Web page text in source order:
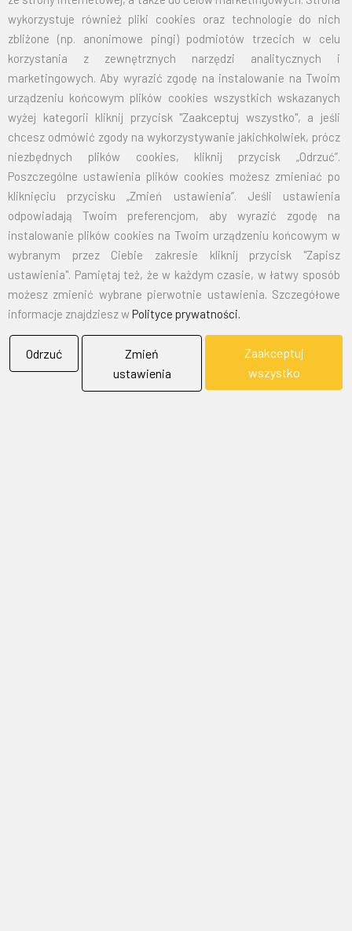
wykorzystuje również pliki cookies oraz technologie do nich
zbliżone (np. anonimowe pingi) podmiotów trzecich w celu
korzystania z zewnętrznych narzędzi analitycznych i
marketingowych. Aby wyrazić zgodę na instalowanie na Twoim
urządzeniu końcowym plików cookies wszystkich wskazanych
wyżej kategorii kliknij przycisk "Zaakceptuj wszystko", a jeśli
chcesz odmówić zgody na wykorzystywanie jakichkolwiek, prócz
niezbędnych plików cookies, kliknij przycisk „Odrzuć”.
Poszczególne ustawienia plików cookies możesz zmieniać po
kliknięciu przycisku „Zmień ustawienia”. Jeśli ustawienia
odpowiadają Twoim preferencjom, aby wyrazić zgodę na
instalowanie plików cookies na Twoim urządzeniu końcowym w
wybranym przez Ciebie zakresie kliknij przycisk "Zapisz
ustawienia". Pamiętaj też, że w każdym czasie, w łatwy sposób
możesz zmienić wybrane pierwotnie ustawienia. Szczegółowe
informacje znajdziesz wPolityce prywatności.
Odrzuć
Zmień
ustawienia
Zaakceptuj
wszystko